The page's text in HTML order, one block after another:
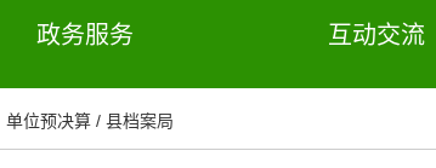
政务服务 互动交流
单位预决算 / 县档案局